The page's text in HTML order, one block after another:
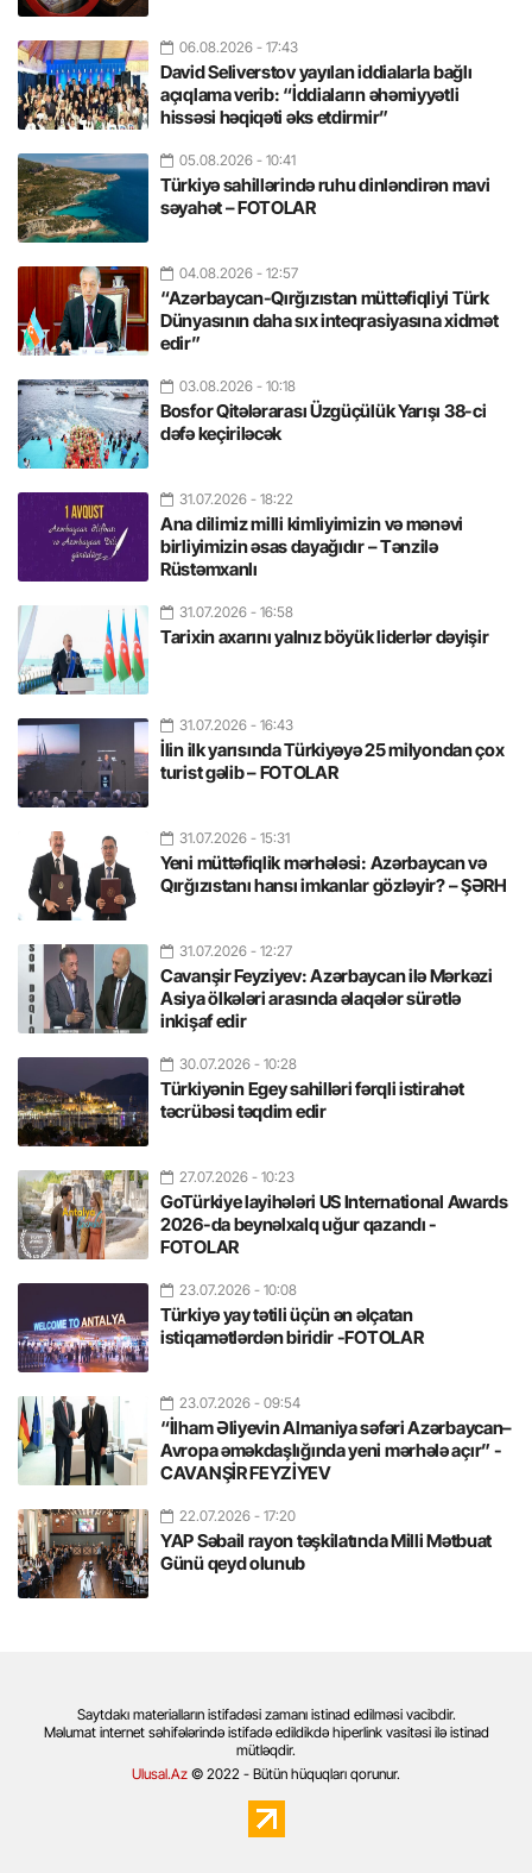
06.08.2026 - 17:43
David Seliverstov yayılan iddialarla bağlı
açıqlama verib: “İddiaların əhəmiyyətli
hissəsi həqiqəti əks etdirmir”
05.08.2026 - 10:41
Türkiyə sahillərində ruhu dinləndirən mavi
səyahət – FOTOLAR
04.08.2026 - 12:57
“Azərbaycan-Qırğızıstan müttəfiqliyi Türk
Dünyasının daha sıx inteqrasiyasına xidmət
edir”
03.08.2026 - 10:18
Bosfor Qitələrarası Üzgüçülük Yarışı 38-ci
dəfə keçiriləcək
31.07.2026 - 18:22
Ana dilimiz milli kimliyimizin və mənəvi
birliyimizin əsas dayağıdır – Tənzilə
Rüstəmxanlı
31.07.2026 - 16:58
Tarixin axarını yalnız böyük liderlər dəyişir
31.07.2026 - 16:43
İlin ilk yarısında Türkiyəyə 25 milyondan çox
turist gəlib – FOTOLAR
31.07.2026 - 15:31
Yeni müttəfiqlik mərhələsi: Azərbaycan və
Qırğızıstanı hansı imkanlar gözləyir? – ŞƏRH
31.07.2026 - 12:27
Cavanşir Feyziyev: Azərbaycan ilə Mərkəzi
Asiya ölkələri arasında əlaqələr sürətlə
inkişaf edir
30.07.2026 - 10:28
Türkiyənin Egey sahilləri fərqli istirahət
təcrübəsi təqdim edir
27.07.2026 - 10:23
GoTürkiye layihələri US International Awards
2026-da beynəlxalq uğur qazandı -
FOTOLAR
23.07.2026 - 10:08
Türkiyə yay tətili üçün ən əlçatan
istiqamətlərdən biridir -FOTOLAR
23.07.2026 - 09:54
“İlham Əliyevin Almaniya səfəri Azərbaycan–
Avropa əməkdaşlığında yeni mərhələ açır” -
CAVANŞİR FEYZİYEV
22.07.2026 - 17:20
YAP Səbail rayon təşkilatında Milli Mətbuat
Günü qeyd olunub
Saytdakı materialların istifadəsi zamanı istinad edilməsi vacibdir.
Məlumat internet səhifələrində istifadə edildikdə hiperlink vasitəsi ilə istinad
mütləqdir.
Ulusal.Az © 2022 - Bütün hüquqları qorunur.